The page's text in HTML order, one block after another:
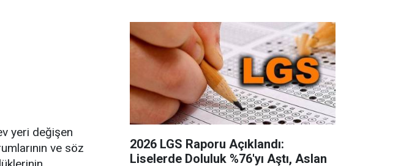
yeri değişen
ve söz
2026 LGS Raporu Açıklandı:
Liselerde Doluluk %76'yı Aştı, Aslan